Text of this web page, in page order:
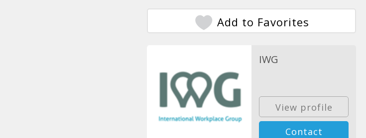
Add to Favorites
IWG
View profile
Contact